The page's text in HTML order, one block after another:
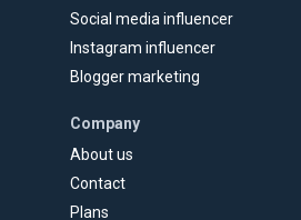
Social media influencer
Instagram influencer
Blogger marketing
Company
About us
Contact
Plans